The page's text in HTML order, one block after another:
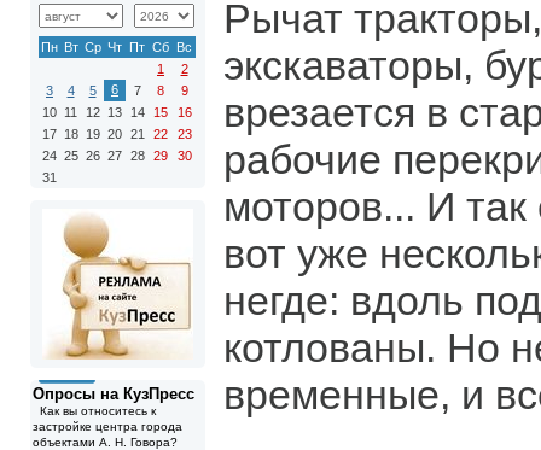
Пн Вт Ср Чт Пт Сб Вс
1
2
3
4 5 6 7 8
9
10 11 12 13 14 15
16
17 18 19 20 21 22
23
24 25 26 27 28 29
30
31
Опросы на КузПресс
Как вы относитесь к
застройке центра города
объектами А. Н. Говора?
Рычат
экскаваторы,
врезается в
рабочие
моторов... И так
вот уже
негде: вдоль
котлованы. Но
временные, и